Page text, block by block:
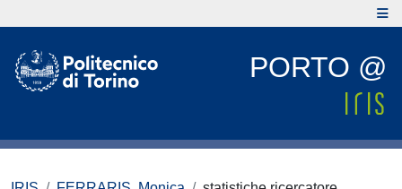
PORTO @